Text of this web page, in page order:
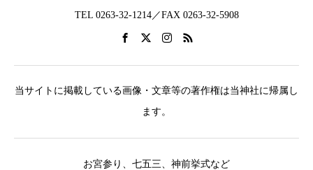
TEL 0263-32-1214／FAX 0263-32-5908
当サイトに掲載している画像・文章等の著作権は当神社に帰属し
ます。
お宮参り、七五三、神前挙式など